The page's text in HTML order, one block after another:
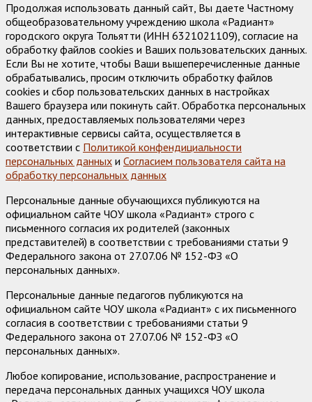
Продолжая использовать данный сайт, Вы даете Частному
общеобразовательному учреждению школа «Радиант»
городского округа Тольятти (ИНН 6321021109), согласие на
обработку файлов cookies и Ваших пользовательских данных.
Если Вы не хотите, чтобы Ваши вышеперечисленные данные
обрабатывались, просим отключить обработку файлов
cookies и сбор пользовательских данных в настройках
Вашего браузера или покинуть сайт. Обработка персональных
данных, предоставляемых пользователями через
интерактивные сервисы сайта, осуществляется в
соответствии с Политикой конфендициальности
персональных данных и Согласием пользователя сайта на
обработку персональных данных
Персональные данные обучающихся публикуются на
официальном сайте ЧОУ школа «Радиант» строго с
письменного согласия их родителей (законных
представителей) в соответствии с требованиями статьи 9
Федерального закона от 27.07.06 № 152-ФЗ «О
персональных данных».
Персональные данные педагогов публикуются на
официальном сайте ЧОУ школа «Радиант» с их письменного
согласия в соответствии с требованиями статьи 9
Федерального закона от 27.07.06 № 152-ФЗ «О
персональных данных».
Любое копирование, использование, распространение и
передача персональных данных учащихся ЧОУ школа